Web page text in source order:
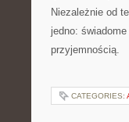
Niezależnie od
jedno:
przyjemnością.
CATEGORIES: